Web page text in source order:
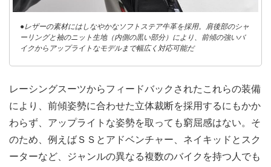
●レザーの素材にはしなやかなソフトステア牛革を採用。肩後部のシャ
ーリングと袖のニット生地（内側の黒い部分）により、前傾の強いバ
イクからアップライトなモデルまで幅広く対応可能だ
レーシングスーツからフィードバックされたこれらの装備
により、前傾姿勢に合わせた立体裁断を採用するにもかか
わらず、アップライトな姿勢を取っても窮屈感はない。そ
のため、例えばＳＳとアドベンチャー、ネイキッドとスク
ーターなど、ジャンルの異なる複数のバイクを持つ人でも